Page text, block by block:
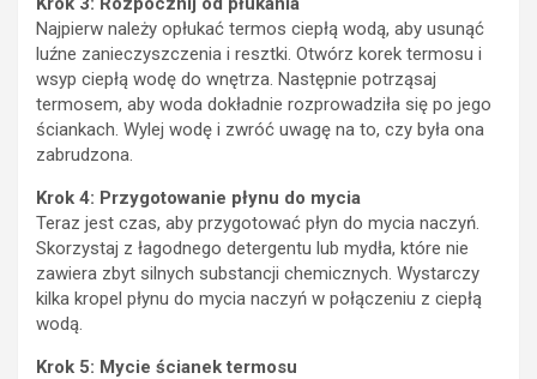
Najpierw należy opłukać termos ciepłą wodą, aby usunąć
luźne zanieczyszczenia i resztki. Otwórz korek termosu i
wsyp ciepłą wodę do wnętrza. Następnie potrząsaj
termosem, aby woda dokładnie rozprowadziła się po jego
ściankach. Wylej wodę i zwróć uwagę na to, czy była ona
zabrudzona.
Krok 4: Przygotowanie płynu do mycia
Teraz jest czas, aby przygotować płyn do mycia naczyń.
Skorzystaj z łagodnego detergentu lub mydła, które nie
zawiera zbyt silnych substancji chemicznych. Wystarczy
kilka kropel płynu do mycia naczyń w połączeniu z ciepłą
wodą.
Krok 5: Mycie ścianek termosu